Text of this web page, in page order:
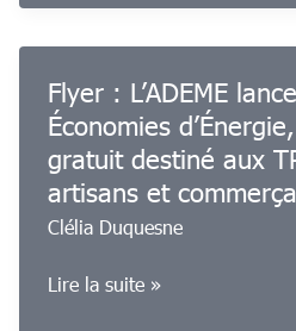
Bilan
du
1er
semestre
2026
et
Flyer : L’ADEME
Économies
gratuit destiné aux
artisans et
Clélia Duquesne
Flyer
Lire la suite »